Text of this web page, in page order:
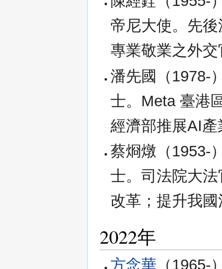
帝尼大使。先
專業敬業之外
潘先國（1978-
士。Meta 臺港
經濟部推展AI
蔡烱燉（1953-
士。司法院大
改革；提升我
2022年
方念華 （